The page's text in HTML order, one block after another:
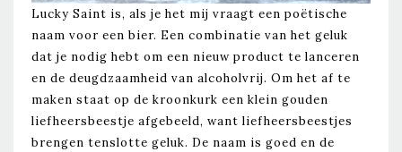
Lucky Saint is, als je het mij vraagt een poëtische
naam voor een bier. Een combinatie van het geluk
dat je nodig hebt om een nieuw product te lanceren
en de deugdzaamheid van alcoholvrij. Om het af te
maken staat op de kroonkurk een klein gouden
liefheersbeestje afgebeeld, want liefheersbeestjes
brengen tenslotte geluk. De naam is goed en de